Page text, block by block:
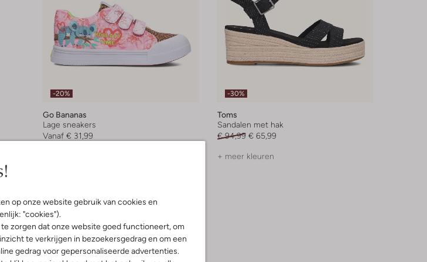
op onze website gebruik van cookies en
"cookies").
zorgen dat onze website goed functioneert, om
te verkrijgen in bezoekersgedrag en om een
gedrag voor gepersonaliseerde advertenties.
-20%
Go Bananas
Lage sneakers
Vanaf € 31,99
-30%
Toms
Sandalen met hak
€ 94,99 € 65,99
+ meer kleuren